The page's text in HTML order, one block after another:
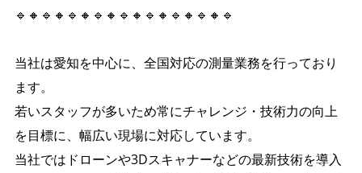
🔹🔸🔹🔸🔹🔸🔹🔸🔹🔸🔹🔸🔹🔸🔹🔸🔹
当社は愛知を中心に、全国対応の測量業務を行っており
ます。
若いスタッフが多いため常にチャレンジ・技術力の向上
を目標に、幅広い現場に対応しています。
当社ではドローンや3Dスキャナーなどの最新技術を導入